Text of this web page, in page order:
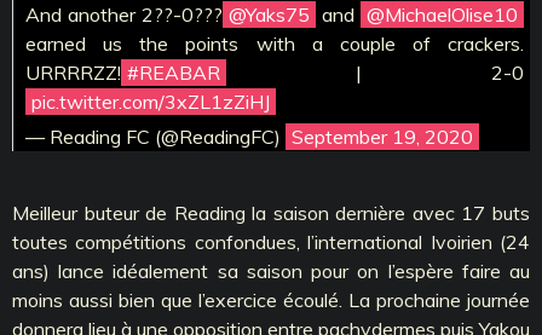
And another 2??-0??? @Yaks75 and @MichaelOlise10
earned us the points with a couple of crackers.
URRRRZZ! #REABAR
| 2-0
pic.twitter.com/3xZL1zZiHJ
— Reading FC (@ReadingFC) September 19, 2020
Meilleur buteur de Reading la saison dernière avec 17 buts
toutes compétitions confondues, l’international Ivoirien (24
ans) lance idéalement sa saison pour on l’espère faire au
moins aussi bien que l’exercice écoulé. La prochaine journée
donnera lieu à une opposition entre pachydermes puis Yakou